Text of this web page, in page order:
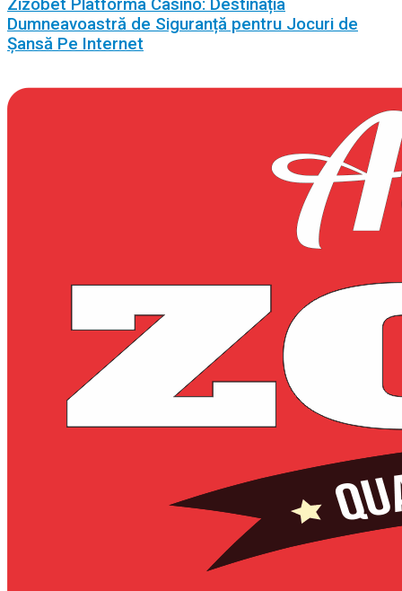
Zizobet Platforma Casino: Destinația
Dumneavoastră de Siguranță pentru Jocuri de
Șansă Pe Internet